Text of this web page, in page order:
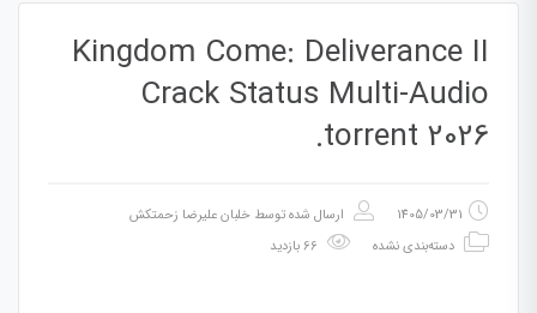
Kingdom Come: Deliverance II
Crack Status Multi-Audio
.torrent 2026
1405/03/31 ارسال شده توسط خلبان علیرضا زحمتکش
دسته‌بندی نشده